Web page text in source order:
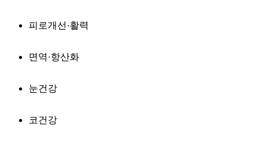
피로개선·활력
면역·항산화
눈건강
코건강